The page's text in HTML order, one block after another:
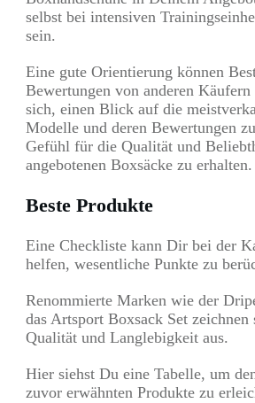
selbst bei intensiven
sein.
Eine gute Orientierung können
Bewertungen von anderen
sich, einen Blick auf die
Modelle und deren Bewertungen
Gefühl für die Qualität und
angebotenen Boxsäcke zu erhalten.
Beste Produkte
Eine Checkliste kann Dir bei der
helfen, wesentliche Punkte zu
Renommierte Marken wie der
das Artsport Boxsack Set
Qualität und Langlebigkeit aus.
Hier siehst Du eine Tabelle, um
zuvor erwähnten Produkte zu